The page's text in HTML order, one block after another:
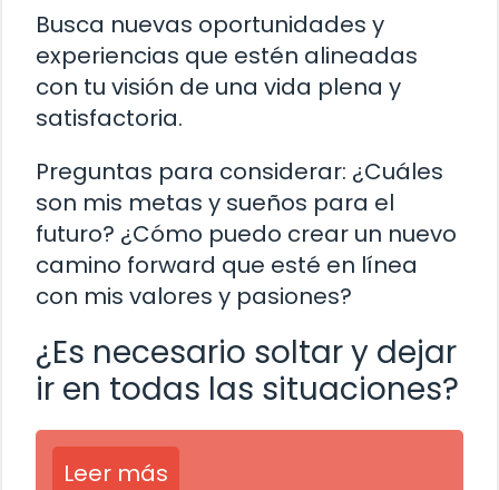
Busca nuevas oportunidades y
experiencias que estén alineadas
con tu visión de una vida plena y
satisfactoria.
Preguntas para considerar: ¿Cuáles
son mis metas y sueños para el
futuro? ¿Cómo puedo crear un nuevo
camino forward que esté en línea
con mis valores y pasiones?
¿Es necesario soltar y dejar
ir en todas las situaciones?
Leer más